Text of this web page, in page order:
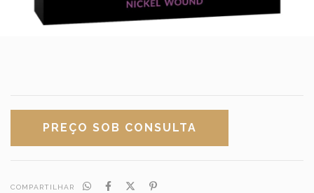
COMPARTILHAR